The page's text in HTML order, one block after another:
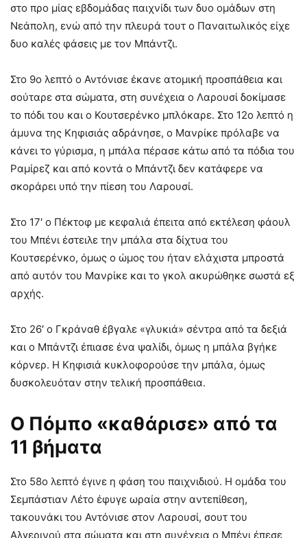
στο προ μίας εβδομάδας παιχνίδι των δυο ομάδων στη
Νεάπολη, ενώ από την πλευρά τουτ ο Παναιτωλικός είχε
δυο καλές φάσεις με τον Μπάντζι.
Στο 9ο λεπτό ο Αντόνισε έκανε ατομική προσπάθεια και
σούταρε στα σώματα, στη συνέχεια ο Λαρουσί δοκίμασε
το πόδι του και ο Κουτσερένκο μπλόκαρε. Στο 12ο λεπτό η
άμυνα της Κηφισιάς αδράνησε, ο Μανρίκε πρόλαβε να
κάνει το γύρισμα, η μπάλα πέρασε κάτω από τα πόδια του
Ραμίρεζ και από κοντά ο Μπάντζι δεν κατάφερε να
σκοράρει υπό την πίεση του Λαρουσί.
Στο 17′ ο Πέκτοφ με κεφαλιά έπειτα από εκτέλεση φάουλ
του Μπένι έστειλε την μπάλα στα δίχτυα του
Κουτσερένκο, όμως ο ώμος του ήταν ελάχιστα μπροστά
από αυτόν του Μανρίκε και το γκολ ακυρώθηκε σωστά εξ
αρχής.
Στο 26′ ο Γκράναθ έβγαλε «γλυκιά» σέντρα από τα δεξιά
και ο Μπάντζι έπιασε ένα ψαλίδι, όμως η μπάλα βγήκε
κόρνερ. Η Κηφισιά κυκλοφορούσε την μπάλα, όμως
δυσκολευόταν στην τελική προσπάθεια.
Ο Πόμπο «καθάρισε» από τα
11 βήματα
Στο 58ο λεπτό έγινε η φάση του παιχνιδιού. Η ομάδα του
Σεμπάστιαν Λέτο έφυγε ωραία στην αντεπίθεση,
τακουνάκι του Αντόνισε στον Λαρουσί, σουτ του
Αλγερινού στα σώματα και στη συνέχεια ο Μπένι έπεσε